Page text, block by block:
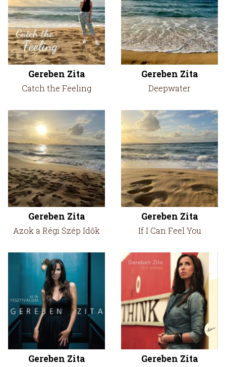
Gereben Zita
Catch the Feeling
Gereben Zita
Deepwater
Gereben Zita
Azok a Régi Szép Idők
Gereben Zita
If I Can Feel You
Gereben Zita Gereben Zita